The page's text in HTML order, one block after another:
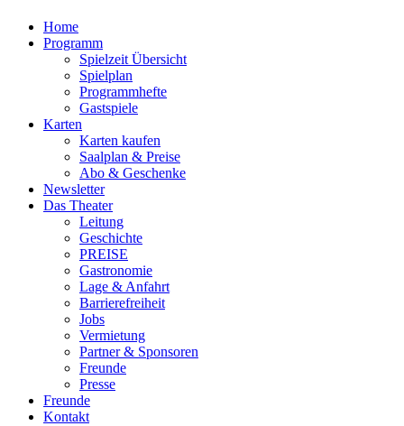
Home
Programm
Spielzeit Übersicht
Spielplan
Programmhefte
Gastspiele
Karten
Karten kaufen
Saalplan & Preise
Abo & Geschenke
Newsletter
Das Theater
Leitung
Geschichte
PREISE
Gastronomie
Lage & Anfahrt
Barrierefreiheit
Jobs
Vermietung
Partner & Sponsoren
Freunde
Presse
Freunde
Kontakt